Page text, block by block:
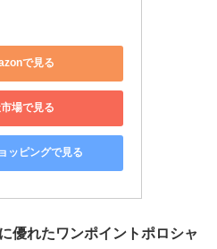
で見る
場で見る
ッピングで見る
優れたワンポイントポロシャ